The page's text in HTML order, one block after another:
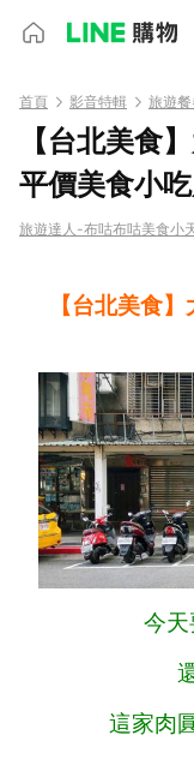
首頁 影音特輯 旅遊餐
【台北美食
平價美食小
旅遊達人-布咕布咕美食小
【台北美食
今天
這家肉